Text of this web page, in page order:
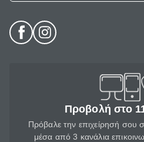
Προβολή στο
Πρόβαλε την επιχείρησή σου
μέσα από 3 κανάλια